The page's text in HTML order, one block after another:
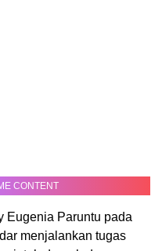
CONTENT
Eugenia Paruntu pada
menjalankan tugas